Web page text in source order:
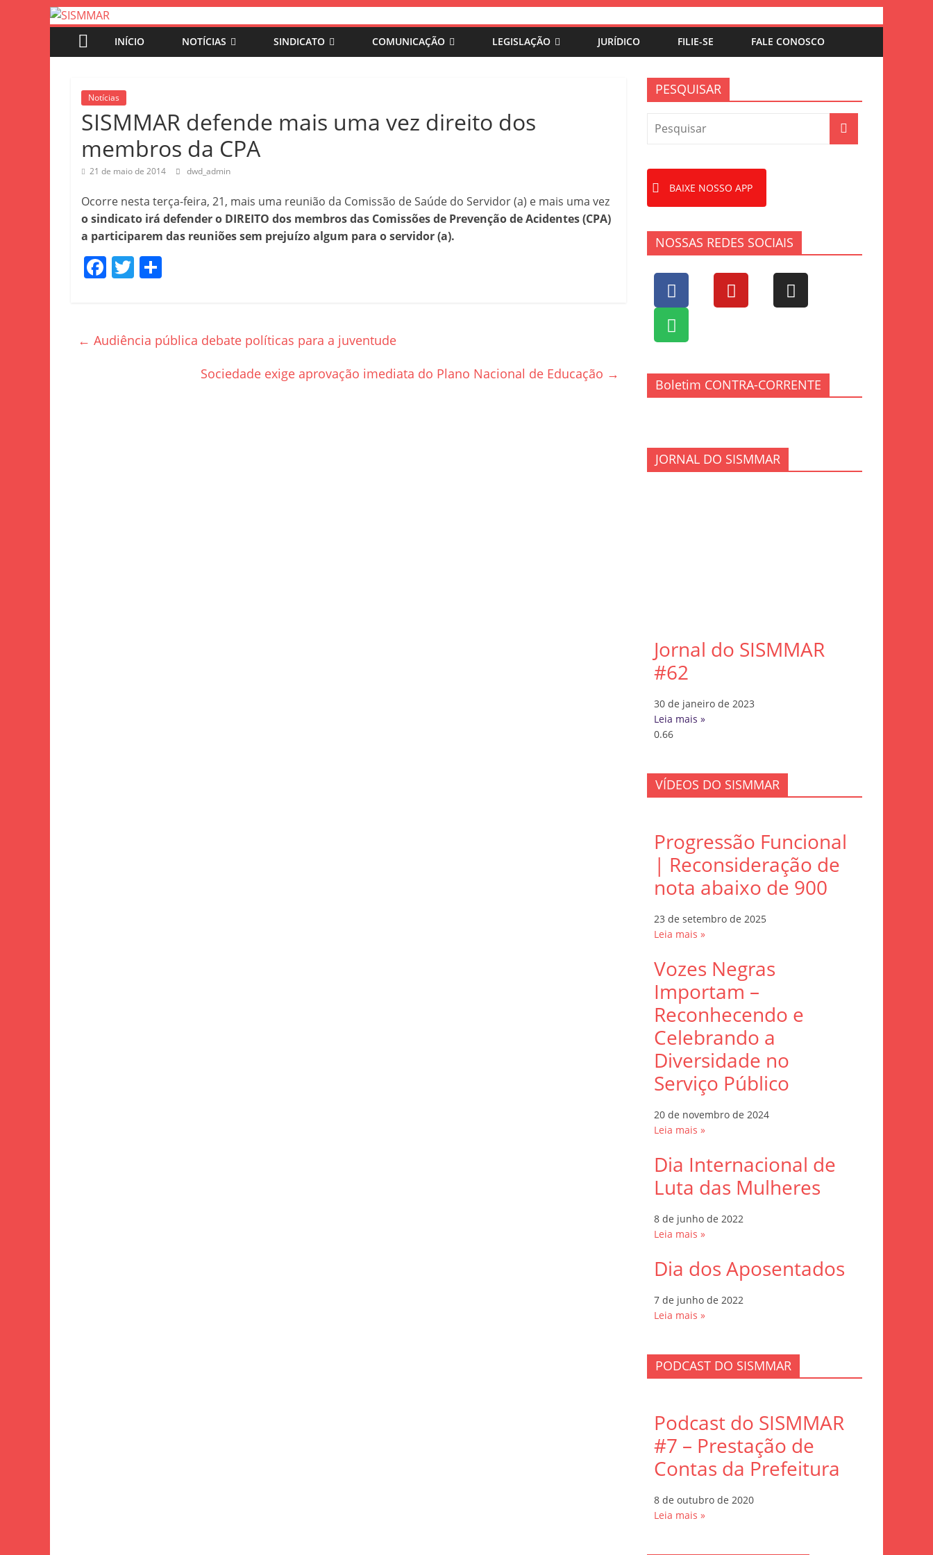
INÍCIO NOTÍCIAS SINDICATO COMUNICAÇÃO LEGISLAÇÃO JURÍDICO FILIE-SE FALE CONOSCO
Notícias
SISMMAR defende mais uma vez direito dos
membros da CPA
21 de maio de 2014 dwd_admin
Ocorre nesta terça-feira, 21, mais uma reunião da Comissão de Saúde do Servidor (a) e mais uma vez
o sindicato irá defender o DIREITO dos membros das Comissões de Prevenção de Acidentes (CPA)
a participarem das reuniões sem prejuízo algum para o servidor (a).
F
e
T
er e
← Audiência pública debate políticas para a juventude
Sociedade exige aprovação imediata do Plano Nacional de Educação →
PESQUISAR
BAIXE NOSSO APP
NOSSAS REDES SOCIAIS
Boletim CONTRA-CORRENTE
JORNAL DO SISMMAR
Jornal do SISMMAR
#62
30 de janeiro de 2023
Leia mais »
VÍDEOS DO SISMMAR
Progressão Funcional
| Reconsideração de
nota abaixo de 900
23 de setembro de 2025
Leia mais »
Vozes Negras
Importam –
Reconhecendo e
Celebrando a
Diversidade no
Serviço Público
20 de novembro de 2024
Leia mais »
Dia Internacional de
Luta das Mulheres
8 de junho de 2022
Leia mais »
Dia dos Aposentados
7 de junho de 2022
Leia mais »
PODCAST DO SISMMAR
Podcast do SISMMAR
#7 – Prestação de
Contas da Prefeitura
8 de outubro de 2020
Leia mais »